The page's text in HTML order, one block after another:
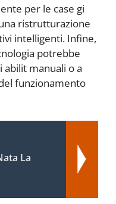
per le case gi
ristrutturazione
intelligenti. Infine,
potrebbe
manuali o a
funzionamento
La